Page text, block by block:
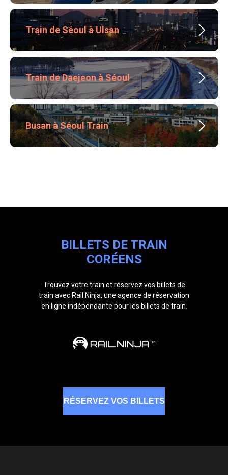
Train de Séoul à Ulsan
Train de Daejeon à Séoul
Busan à Séoul Train
BILLETS DE TRAIN
CORÉENS
RÉSERVEZ VOS BILLETS
Trouvez votre train et réservez vos billets de
train avec Rail.Ninja, une agence de réservation
en ligne indépendante pour les billets de train.